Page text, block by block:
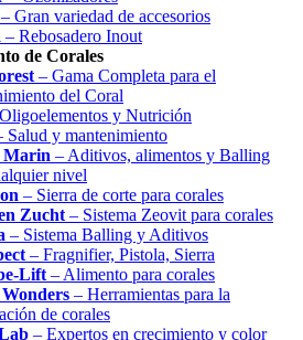
– Gran variedad de accesorios
– Rebosadero Inout
de Corales
– Gama Completa para el
del Coral
y Nutrición
Salud y mantenimiento
Marin – Aditivos, alimentos y Balling
nivel
– Sierra de corte para corales
Zucht – Sistema Zeovit para corales
– Sistema Balling y Aditivos
– Fragnifier, Pistola, Sierra
Lift – Alimento para corales
– Herramientas para la
de corales
– Expertos en crecimiento y color